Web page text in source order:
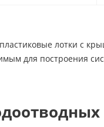
лотки с
для построения